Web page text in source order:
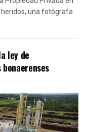
heridos, una fotógrafa
ley de